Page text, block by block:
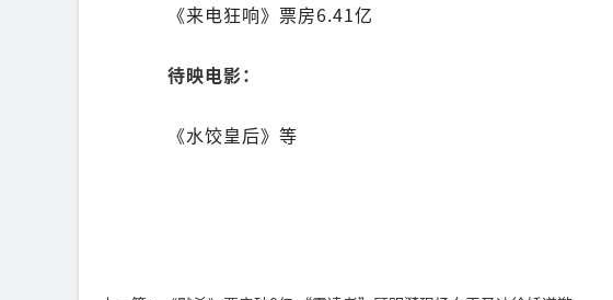
《来电狂响》票房6.41亿
待映电影：
《水饺皇后》等